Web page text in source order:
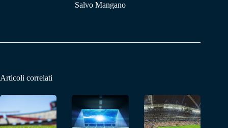
Salvo Mangano
Articoli correlati